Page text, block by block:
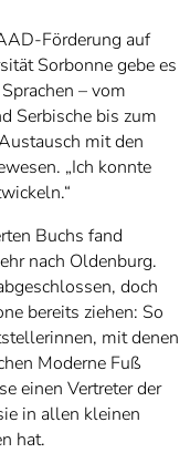
Förderung auf
Sorbonne gebe es
– vom
Serbische bis zum
mit den
„Ich konnte
Buchs fand
nach Oldenburg.
doch
bereits ziehen: So
mit denen
Moderne Fuß
einen Vertreter der
in allen kleinen
hat.